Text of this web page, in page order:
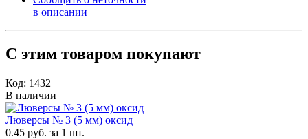
в описании
С этим товаром покупают
Код: 1432
В наличии
Люверсы № 3 (5 мм) оксид
0.45 руб. за 1 шт.